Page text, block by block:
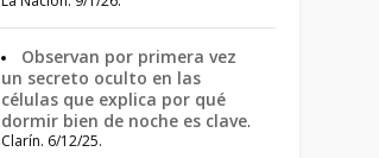
Observan por primera vez
un secreto oculto en las
células que explica por qué
dormir bien de noche es clave.
Clarín. 6/12/25.